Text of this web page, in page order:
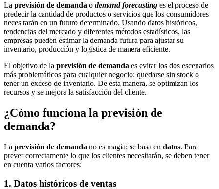
La previsión de demanda o demand forecasting es el proceso de
predecir la cantidad de productos o servicios que los consumidores
necesitarán en un futuro determinado. Usando datos históricos,
tendencias del mercado y diferentes métodos estadísticos, las
empresas pueden estimar la demanda futura para ajustar su
inventario, producción y logística de manera eficiente.
El objetivo de la previsión de demanda es evitar los dos escenarios
más problemáticos para cualquier negocio: quedarse sin stock o
tener un exceso de inventario. De esta manera, se optimizan los
recursos y se mejora la satisfacción del cliente.
¿Cómo funciona la previsión de
demanda?
La previsión de demanda no es magia; se basa en datos. Para
prever correctamente lo que los clientes necesitarán, se deben tener
en cuenta varios factores:
1. Datos históricos de ventas